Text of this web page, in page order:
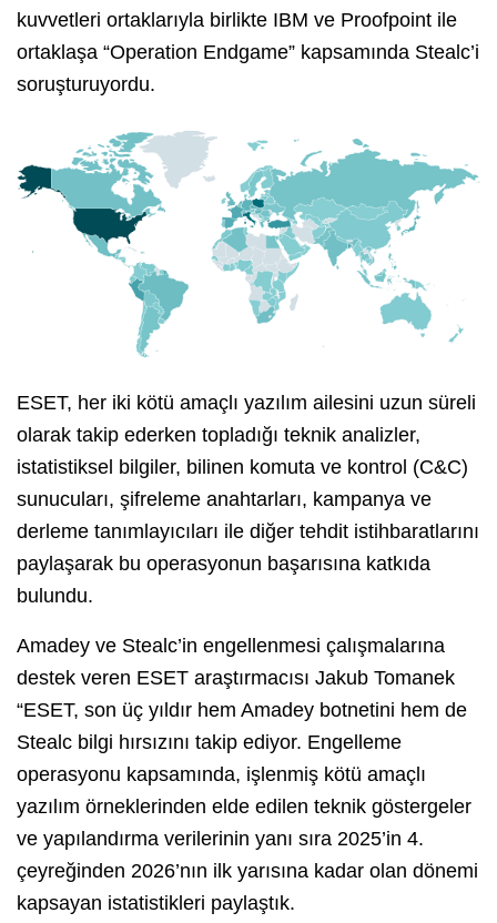
kuvvetleri ortaklarıyla birlikte IBM ve Proofpoint ile
ortaklaşa “Operation Endgame” kapsamında Stealc’i
soruşturuyordu.
ESET, her iki kötü amaçlı yazılım ailesini uzun süreli
olarak takip ederken topladığı teknik analizler,
istatistiksel bilgiler, bilinen komuta ve kontrol (C&C)
sunucuları, şifreleme anahtarları, kampanya ve
derleme tanımlayıcıları ile diğer tehdit istihbaratlarını
paylaşarak bu operasyonun başarısına katkıda
bulundu.
Amadey ve Stealc’in engellenmesi çalışmalarına
destek veren ESET araştırmacısı Jakub Tomanek
“ESET, son üç yıldır hem Amadey botnetini hem de
Stealc bilgi hırsızını takip ediyor. Engelleme
operasyonu kapsamında, işlenmiş kötü amaçlı
yazılım örneklerinden elde edilen teknik göstergeler
ve yapılandırma verilerinin yanı sıra 2025’in 4.
çeyreğinden 2026’nın ilk yarısına kadar olan dönemi
kapsayan istatistikleri paylaştık.